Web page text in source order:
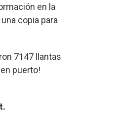
en la
copia para
7147 llantas
puerto!